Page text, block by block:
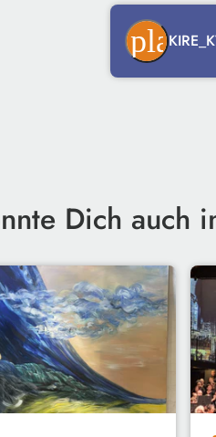
Dich auch